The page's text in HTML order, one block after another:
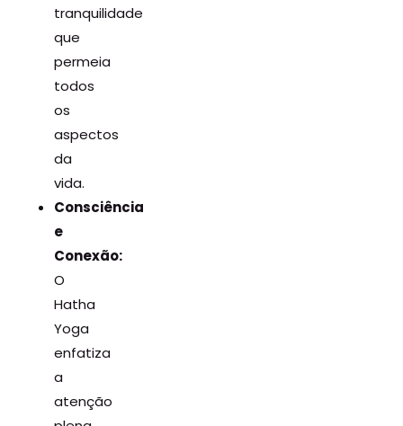
tranquilidade
que
permeia
todos
os
aspectos
da
vida.
Consciência
e
Conexão:
O
Hatha
Yoga
enfatiza
a
atenção